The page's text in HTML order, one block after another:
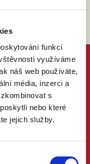
funkcí
využíváme
náš web používáte,
média, inzerci a
s
nebo které
jejich služby.